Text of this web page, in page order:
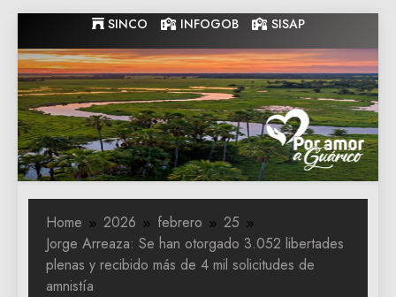
to
content
SINCO INFOGOB SISAP
Gobernacion
de Guarico
Gobernacion de Guarico
Home 2026 febrero
25
Jorge Arreaza: Se han otorgado 3.052 libertades
plenas y recibido más de 4 mil solicitudes de
amnistía